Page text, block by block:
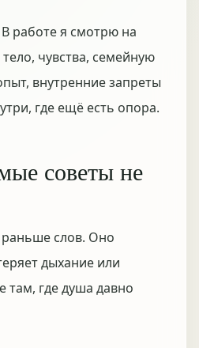
работе я смотрю на
чувства, семейную
внутренние запреты
где ещё есть опора.
советы не
раньше слов. Оно
дыхание или
там, где душа давно